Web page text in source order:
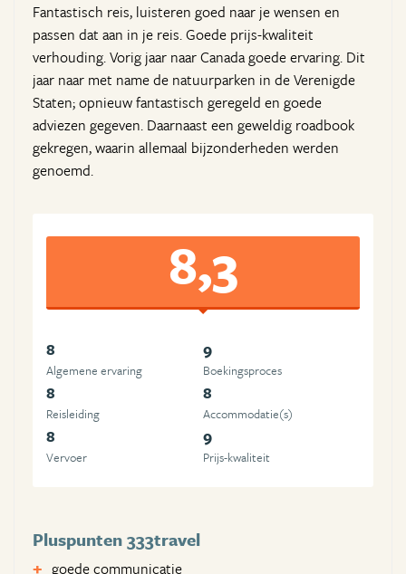
Fantastisch reis, luisteren goed naar je wensen en
passen dat aan in je reis. Goede prijs-kwaliteit
verhouding. Vorig jaar naar Canada goede ervaring. Dit
jaar naar met name de natuurparken in de Verenigde
Staten; opnieuw fantastisch geregeld en goede
adviezen gegeven. Daarnaast een geweldig roadbook
gekregen, waarin allemaal bijzonderheden werden
genoemd.
8,3
8
Algemene ervaring
9
Boekingsproces
8
Reisleiding
8
Accommodatie(s)
8
Vervoer
9
Prijs-kwaliteit
Pluspunten 333travel
goede communicatie